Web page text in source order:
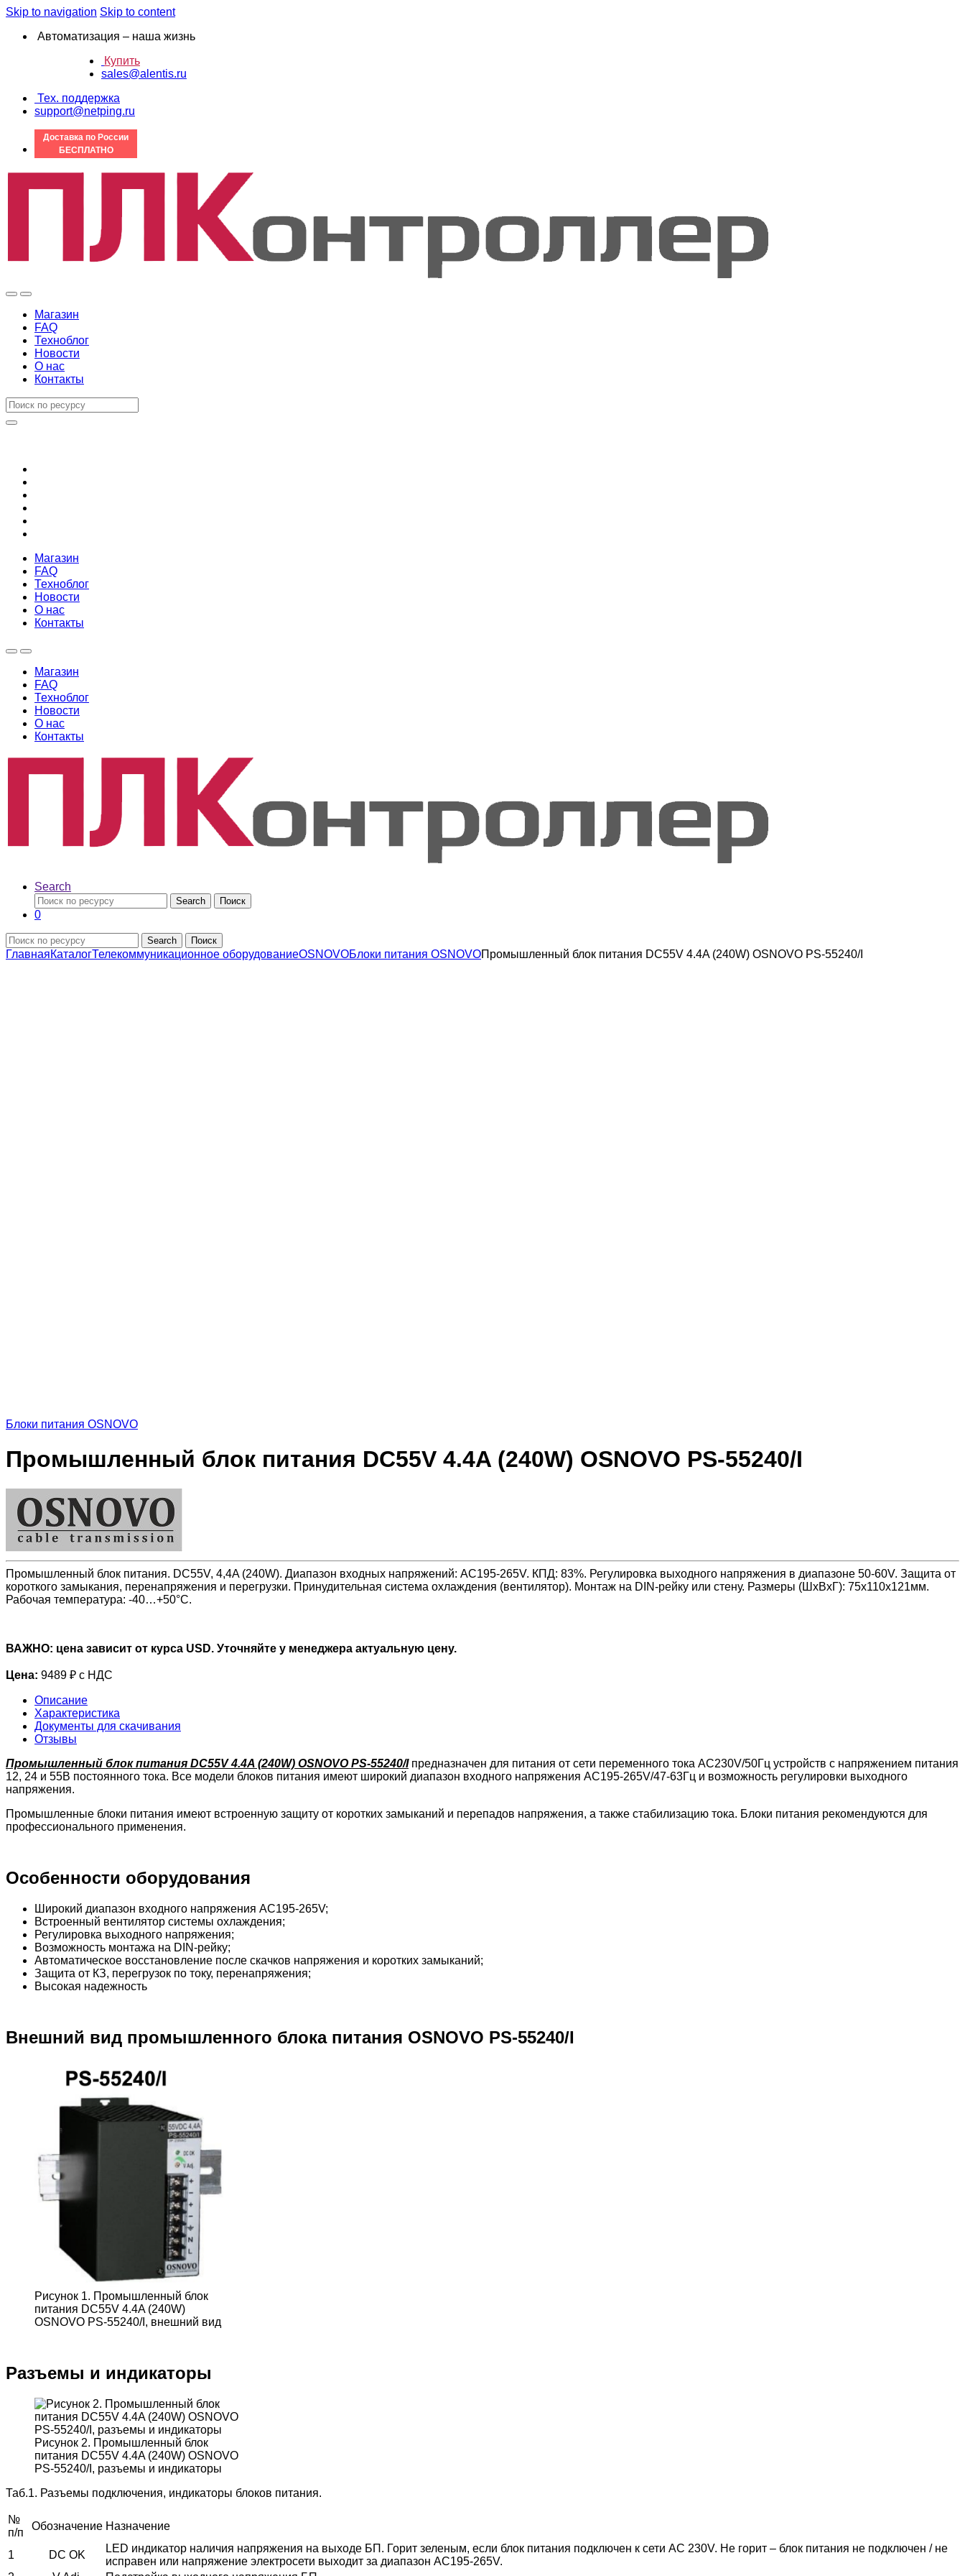
Skip to navigation Skip to content
Автоматизация – наша жизнь
Купить
sales@alentis.ru
Тех. поддержка
support@netping.ru
Доставка по России
БЕСПЛАТНО
Магазин
FAQ
Техноблог
Новости
О нас
Контакты
Магазин
FAQ
Техноблог
Новости
О нас
Контакты
Магазин
FAQ
Техноблог
Новости
О нас
Контакты
Search
Search Поиск
0
Search Поиск
ГлавнаяКаталогТелекоммуникационное оборудованиеOSNOVOБлоки питания OSNOVOПромышленный блок питания DC55V 4.4A (240W) OSNOVO PS-55240/I
Блоки питания OSNOVO
Промышленный блок питания DC55V 4.4A (240W) OSNOVO PS-55240/I
Промышленный блок питания. DC55V, 4,4A (240W). Диапазон входных напряжений: AC195-265V. КПД: 83%. Регулировка выходного напряжения в диапазоне 50-60V. Защита от
короткого замыкания, перенапряжения и перегрузки. Принудительная система охлаждения (вентилятор). Монтаж на DIN-рейку или стену. Размеры (ШxВxГ): 75x110x121мм.
Рабочая температура: -40…+50°C.
ВАЖНО: цена зависит от курса USD. Уточняйте у менеджера актуальную цену.
Цена: 9489 ₽ с НДС
Описание
Характеристика
Документы для скачивания
Отзывы
Промышленный блок питания DC55V 4.4A (240W) OSNOVO PS-55240/Iпредназначен для питания от сети переменного тока AС230V/50Гц устройств c напряжением питания
12, 24 и 55В постоянного тока. Все модели блоков питания имеют широкий диапазон входного напряжения AC195-265V/47-63Гц и возможность регулировки выходного
напряжения.
Промышленные блоки питания имеют встроенную защиту от коротких замыканий и перепадов напряжения, а также стабилизацию тока. Блоки питания рекомендуются для
профессионального применения.
Особенности оборудования
Широкий диапазон входного напряжения AC195-265V;
Встроенный вентилятор системы охлаждения;
Регулировка выходного напряжения;
Возможность монтажа на DIN-рейку;
Автоматическое восстановление после скачков напряжения и коротких замыканий;
Защита от КЗ, перегрузок по току, перенапряжения;
Высокая надежность
Внешний вид промышленного блока питания OSNOVO PS-55240/I
Рисунок 1. Промышленный блок
питания DC55V 4.4A (240W)
OSNOVO PS-55240/I, внешний вид
Разъемы и индикаторы
Рисунок 2. Промышленный блок
питания DC55V 4.4A (240W) OSNOVO
PS-55240/I, разъемы и индикаторы
Таб.1. Разъемы подключения, индикаторы блоков питания.
№
п/п
Обозначение Назначение
1 DC OK
LED индикатор наличия напряжения на выходе БП. Горит зеленым, если блок питания подключен к сети AC 230V. Не горит – блок питания не подключен / не
исправен или напряжение электросети выходит за диапазон AC195-265V.